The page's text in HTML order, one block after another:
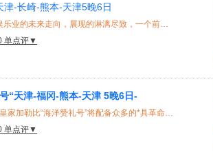
津-长崎-熊本-天津5晚6日
特色： 168000吨的海洋赞礼号将娱乐业的未来走向，展现的淋漓尽致，一个前瞻性的演...
单点评▼
“天津-福冈-熊本-天津 5晚6日-
特色： 作为量子系列的一艘新船，皇家加勒比“海洋赞礼号”将配备众多的*具革命性...
单点评▼